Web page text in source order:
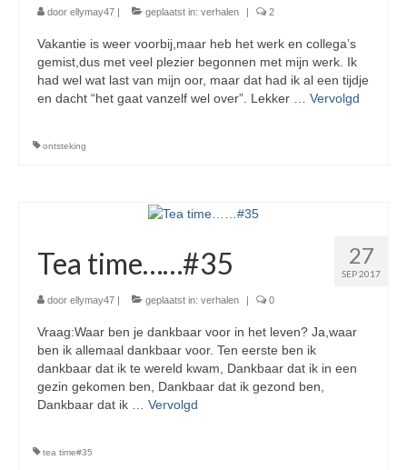
door ellymay47 geplaatst in: verhalen 2
Vakantie is weer voorbij,maar heb het werk en collega’s
gemist,dus met veel plezier begonnen met mijn werk. Ik
had wel wat last van mijn oor, maar dat had ik al een tijdje
en dacht “het gaat vanzelf wel over”. Lekker … Vervolgd
ontsteking
27
SEP 2017
Tea time……#35
door ellymay47 | geplaatst in: verhalen | 0
Vraag:Waar ben je dankbaar voor in het leven? Ja,waar
ben ik allemaal dankbaar voor. Ten eerste ben ik
dankbaar dat ik te wereld kwam, Dankbaar dat ik in een
gezin gekomen ben, Dankbaar dat ik gezond ben,
Dankbaar dat ik … Vervolgd
tea time#35